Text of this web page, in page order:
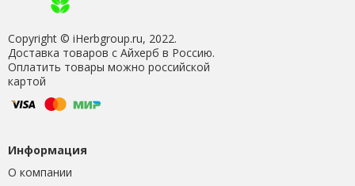
Copyright © iHerbgroup.ru, 2022.
Доставка товаров с Айхерб в Россию.
Оплатить товары можно российской
картой
Информация
О компании